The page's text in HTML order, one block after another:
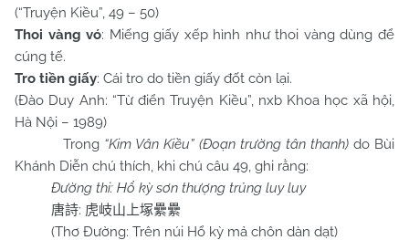
(“Truyện Kiều”, 49 – 50)
Thoi vàng vó: Miếng giấy xếp hình như thoi vàng dùng để
cúng tế.
Tro tiền giấy: Cái tro do tiền giấy đốt còn lại.
(Đào Duy Anh: “Từ điển Truyện Kiều”, nxb Khoa học xã hội,
Hà Nội – 1989)
Trong “Kim Vân Kiều” (Đoạn trường tân thanh) do Bùi
Khánh Diễn chú thích, khi chú câu 49, ghi rằng:
Đường thi: Hổ kỳ sơn thượng trủng luy luy
唐詩: 虎岐山上塚纍纍
(Thơ Đường: Trên núi Hổ kỳ mả chôn dàn dạt)